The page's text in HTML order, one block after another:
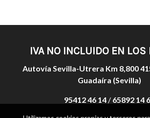
IVA NO INCLUIDO EN LOS
Autovía Sevilla-Utrera Km 8,800
Guadaíra (Sevilla)
95412 46 14 / 65892 14